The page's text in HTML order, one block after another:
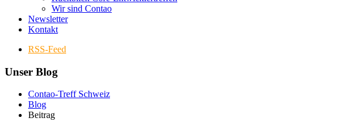
Wir sind Contao
Newsletter
Kontakt
RSS-Feed
Unser Blog
Contao-Treff Schweiz
Blog
Beitrag